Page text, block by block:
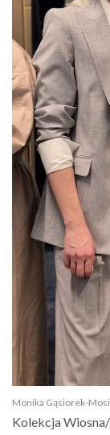
Monika Gąsiorek-
Kolekcja